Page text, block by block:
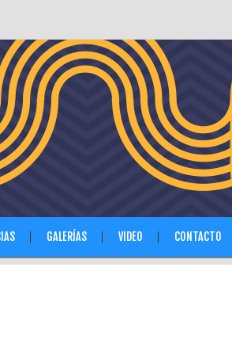
GALERÍAS VIDEO CONTACTO